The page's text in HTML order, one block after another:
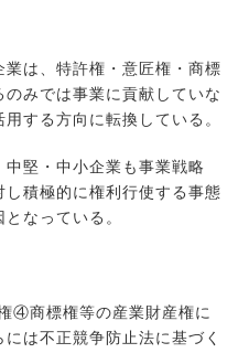
は、特許権・意匠権・商標
みでは事業に貢献していな
する方向に転換している。
堅・中小企業も事業戦略
し積極的に権利行使する事態
なっている。
商標権等の産業財産権に
は不正競争防止法に基づく